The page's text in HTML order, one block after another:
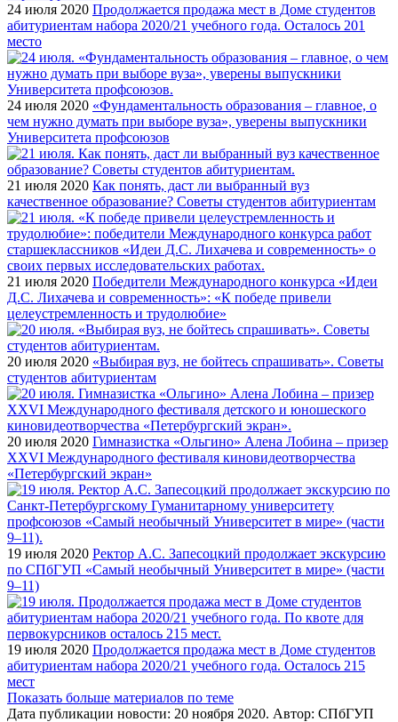
24 июля 2020 Продолжается продажа мест в Доме студентов
абитуриентам набора 2020/21 учебного года. Осталось 201
место
24 июля 2020 «Фундаментальность образования – главное, о
чем нужно думать при выборе вуза», уверены выпускники
Университета профсоюзов
21 июля 2020 Как понять, даст ли выбранный вуз
качественное образование? Советы студентов абитуриентам
21 июля 2020 Победители Международного конкурса «Идеи
Д.С. Лихачева и современность»: «К победе привели
целеустремленность и трудолюбие»
20 июля 2020 «Выбирая вуз, не бойтесь спрашивать». Советы
студентов абитуриентам
20 июля 2020 Гимназистка «Ольгино» Алена Лобина – призер
XXVI Международного фестиваля киновидеотворчества
«Петербургский экран»
19 июля 2020 Ректор А.С. Запесоцкий продолжает экскурсию
по СПбГУП «Самый необычный Университет в мире» (части
9–11)
19 июля 2020 Продолжается продажа мест в Доме студентов
абитуриентам набора 2020/21 учебного года. Осталось 215
мест
Показать больше материалов по теме
Дата публикации новости: 20 ноября 2020. Автор: СПбГУП